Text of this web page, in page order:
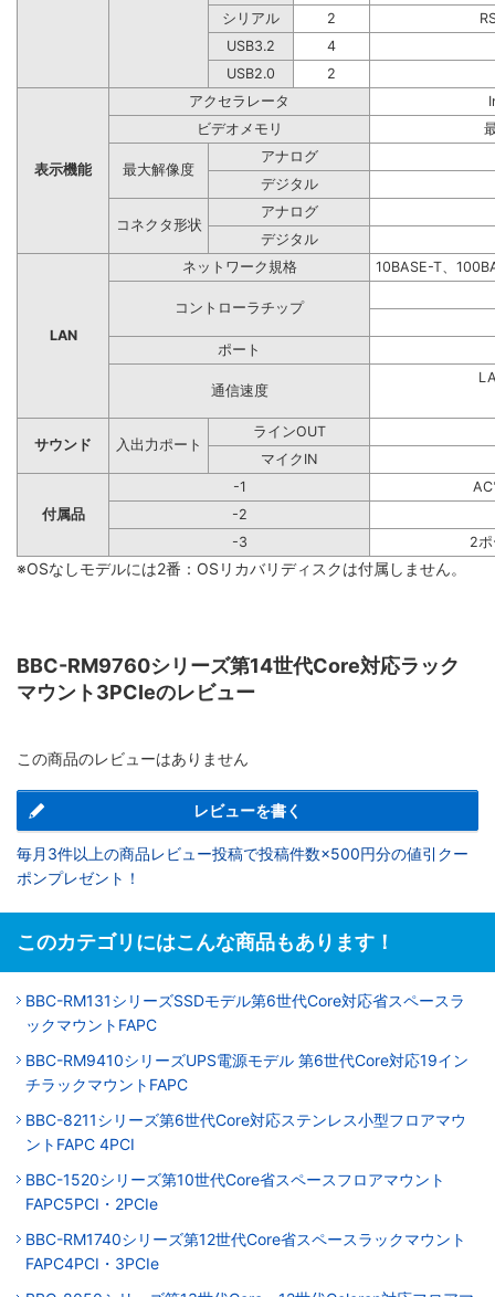
シリアル
2
USB3.2
4
USB2.0
2
表示機能
アクセラレータ
ビデオメモリ
最大解像度
アナログ
デジタル
コネクタ形状
アナログ
デジタル
LAN
ネットワーク規格 10BASE-T、
コントローラチップ
ポート
通信速度
サウンド 入出力ポート
ラインOUT
マイクIN
付属品
-1
-2
-3
2
※OSなしモデルには2番：OSリカバリディスクは付属しません。
BBC-RM9760シリーズ第14世代Core対応ラック
マウント3PCIeのレビュー
この商品のレビューはありません
レビューを書く
毎月3件以上の商品レビュー投稿で投稿件数×500円分の値引クー
ポンプレゼント！
このカテゴリにはこんな商品もあります！
BBC-RM131シリーズSSDモデル第6世代Core対応省スペースラ
ックマウントFAPC
BBC-RM9410シリーズUPS電源モデル 第6世代Core対応19イン
チラックマウントFAPC
BBC-8211シリーズ第6世代Core対応ステンレス小型フロアマウ
ントFAPC 4PCI
BBC-1520シリーズ第10世代Core省スペースフロアマウント
FAPC5PCI・2PCIe
BBC-RM1740シリーズ第12世代Core省スペースラックマウント
FAPC4PCI・3PCIe